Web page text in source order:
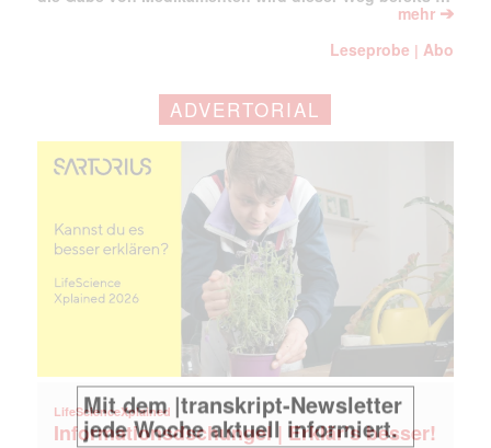
mehr ➔
Leseprobe |Abo
ADVERTORIAL
LifeScienceXplained
Informationsdschungel | Erklär’s besser!